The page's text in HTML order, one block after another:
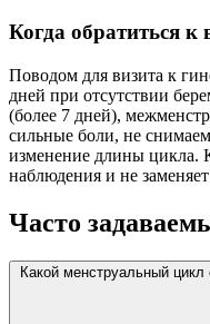
Когда обратиться к
Поводом для визита к
дней при отсутствии
(более 7 дней),
сильные боли, не
изменение длины цикла.
наблюдения и не
Часто
Какой менструальный